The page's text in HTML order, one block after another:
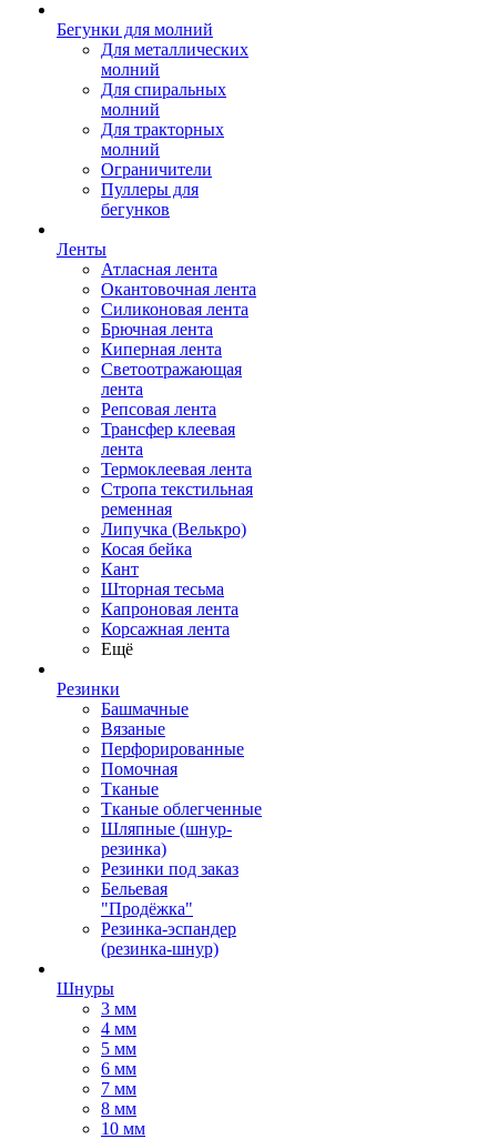
Бегунки для молний
Для металлических
молний
Для спиральных
молний
Для тракторных
молний
Ограничители
Пуллеры для
бегунков
Ленты
Атласная лента
Окантовочная лента
Силиконовая лента
Брючная лента
Киперная лента
Светоотражающая
лента
Репсовая лента
Трансфер клеевая
лента
Термоклеевая лента
Стропа текстильная
ременная
Липучка (Велькро)
Косая бейка
Кант
Шторная тесьма
Капроновая лента
Корсажная лента
Ещё
Резинки
Башмачные
Вязаные
Перфорированные
Помочная
Тканые
Тканые облегченные
Шляпные (шнур-
резинка)
Резинки под заказ
Бельевая
"Продёжка"
Резинка-эспандер
(резинка-шнур)
Шнуры
3 мм
4 мм
5 мм
6 мм
7 мм
8 мм
10 мм